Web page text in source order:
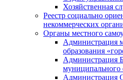
Хозяйственная
Реестр социально
некоммерческих
Органы местного
Администрация
образования
Администрация
муниципального
Администрация